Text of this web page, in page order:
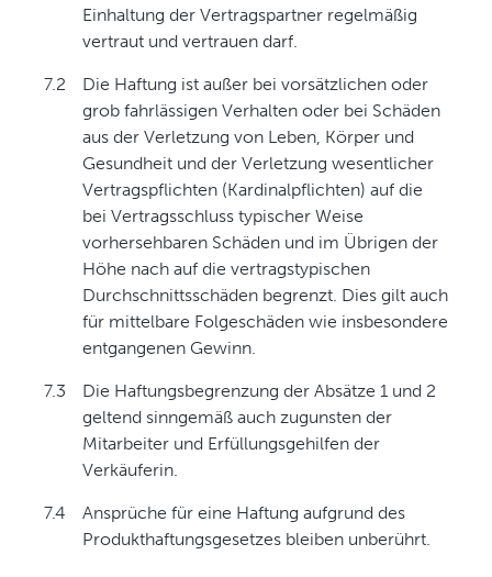
Einhaltung der Vertragspartner regelmäßig
vertraut und vertrauen darf.
7.2
Die Haftung ist außer bei vorsätzlichen oder
grob fahrlässigen Verhalten oder bei Schäden
aus der Verletzung von Leben, Körper und
Gesundheit und der Verletzung wesentlicher
Vertragspflichten (Kardinalpflichten) auf die
bei Vertragsschluss typischer Weise
vorhersehbaren Schäden und im Übrigen der
Höhe nach auf die vertragstypischen
Durchschnittsschäden begrenzt. Dies gilt auch
für mittelbare Folgeschäden wie insbesondere
entgangenen Gewinn.
7.3
Die Haftungsbegrenzung der Absätze 1 und 2
geltend sinngemäß auch zugunsten der
Mitarbeiter und Erfüllungsgehilfen der
Verkäuferin.
7.4
Ansprüche für eine Haftung aufgrund des
Produkthaftungsgesetzes bleiben unberührt.